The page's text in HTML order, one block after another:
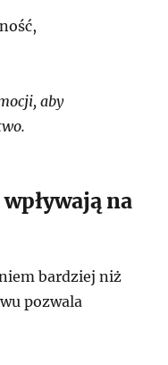
aby
na
bardziej niż
pozwala